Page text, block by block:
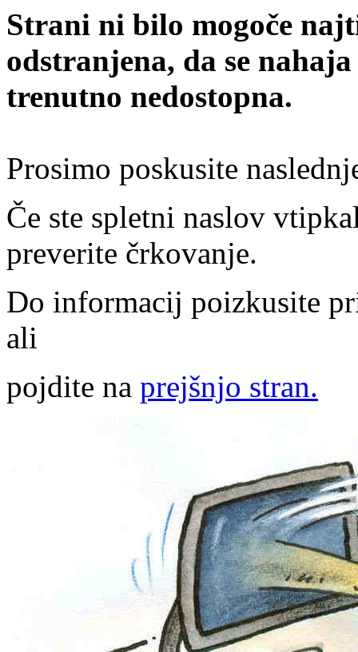
Strani ni bilo mogoče
odstranjena, da se
trenutno nedostopna.
Prosimo poskusite
Če ste spletni naslov
preverite črkovanje.
Do informacij poizkusite
ali
pojdite na prejšnjo stran.